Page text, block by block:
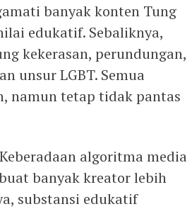
banyak konten Tung
edukatif. Sebaliknya,
kekerasan, perundungan,
unsur LGBT. Semua
namun tetap tidak pantas
algoritma media
banyak kreator lebih
substansi edukatif